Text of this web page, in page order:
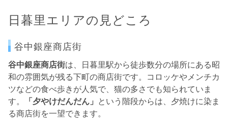
日暮里エリアの見どころ
谷中銀座商店街
谷中銀座商店街は、日暮里駅から徒歩数分の場所にある昭
和の雰囲気が残る下町の商店街です。コロッケやメンチカ
ツなどの食べ歩きが人気で、猫の多さでも知られていま
す。
「夕やけだんだん」 という階段からは、夕焼けに染ま
る商店街を一望できます。